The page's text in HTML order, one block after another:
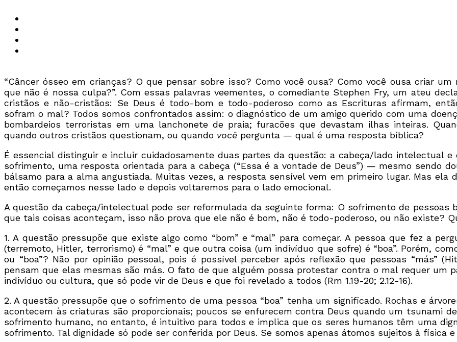
“Câncer ósseo em crianças? O que pensar sobre isso? Como você ousa? Como você ousa criar
que não é nossa culpa?”. Com essas palavras veementes, o comediante Stephen Fry, um ateu
cristãos e não-cristãos: Se Deus é todo-bom e todo-poderoso como as Escrituras afirmam,
sofram o mal? Todos somos confrontados assim: o diagnóstico de um amigo querido com uma
bombardeios terroristas em uma lanchonete de praia; furacões que devastam ilhas inteiras.
quando outros cristãos questionam, ou quando você pergunta — qual é uma resposta bíblica?
É essencial distinguir e incluir cuidadosamente duas partes da questão: a cabeça/lado intelectual
sofrimento, uma resposta orientada para a cabeça (“Essa é a vontade de Deus”) — mesmo sendo
bálsamo para a alma angustiada. Muitas vezes, a resposta sensível vem em primeiro lugar. Mas
então começamos nesse lado e depois voltaremos para o lado emocional.
A questão da cabeça/intelectual pode ser reformulada da seguinte forma: O sofrimento de pessoas
que tais coisas aconteçam, isso não prova que ele não é bom, não é todo-poderoso, ou não existe?
1. A questão pressupõe que existe algo como “bom” e “mal” para começar. A pessoa que fez a
(terremoto, Hitler, terrorismo) é “mal” e que outra coisa (um indivíduo que sofre) é “boa”. Porém,
ou “boa”? Não por opinião pessoal, pois é possível perceber após reflexão que pessoas “más”
pensam que elas mesmas são más. O fato de que alguém possa protestar contra o mal requer um
indivíduo ou cultura, que só pode vir de Deus e que foi revelado a todos (Rm 1.19-20; 2.12-16).
2. A questão pressupõe que o sofrimento de uma pessoa “boa” tenha um significado. Rochas e
acontecem às criaturas são proporcionais; poucos se enfurecem contra Deus quando um tsunami
sofrimento humano, no entanto, é intuitivo para todos e implica que os seres humanos têm uma
sofrimento. Tal dignidade só pode ser conferida por Deus. Se somos apenas átomos sujeitos à física